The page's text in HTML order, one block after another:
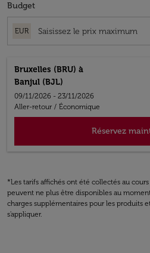
Budget
EUR
Bruxelles (BRU) à
Banjul (BJL)
09/11/2026 - 23/11/2026
Aller-retour / Économique
Réservez
*Les tarifs affichés ont été collectés au
peuvent ne plus être disponibles au
charges supplémentaires pour les produits
s'appliquer.